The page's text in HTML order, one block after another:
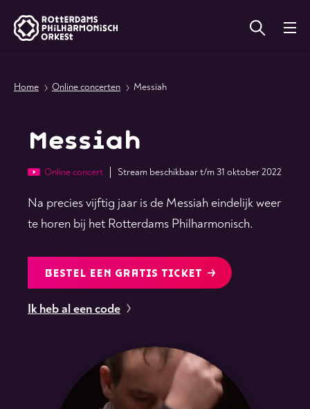
Home Online concerten Messiah
Messiah
Online concert Stream beschikbaar t/m 31 oktober 2022
Na precies vijftig jaar is de Messiah eindelijk weer
te horen bij het Rotterdams Philharmonisch.
BESTEL EEN GRATIS TICKET
Ik heb al een code